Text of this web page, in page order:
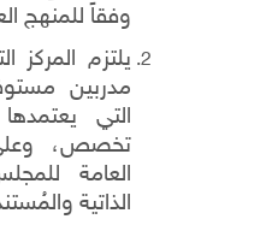
وفقاً للمنهج
يلتزم المركز
مدربين
التي
تخصص،
العامة
الذاتية